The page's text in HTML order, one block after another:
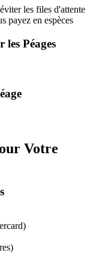
les files d'attente
payez en espèces
Péages
Votre